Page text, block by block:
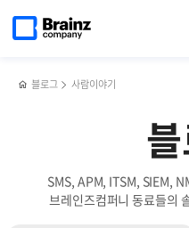
페이지로
블로그 사람이야기
SMS, APM, ITSM, SIEM,
브레인즈컴퍼니 동료들의
브레인즈컴퍼니
상생
다음
슬라이드